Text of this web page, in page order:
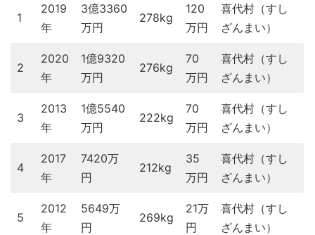
1
2019
年
3億3360
万円
278kg
120
万円
喜代村（すし
ざんまい）
2
2020
年
1億9320
万円
276kg
70
万円
喜代村（すし
ざんまい）
3
2013
年
1億5540
万円
222kg
70
万円
喜代村（すし
ざんまい）
4
2017
年
7420万
円
212kg
35
万円
喜代村（すし
ざんまい）
5
2012
年
5649万
円
269kg
21万
円
喜代村（すし
ざんまい）